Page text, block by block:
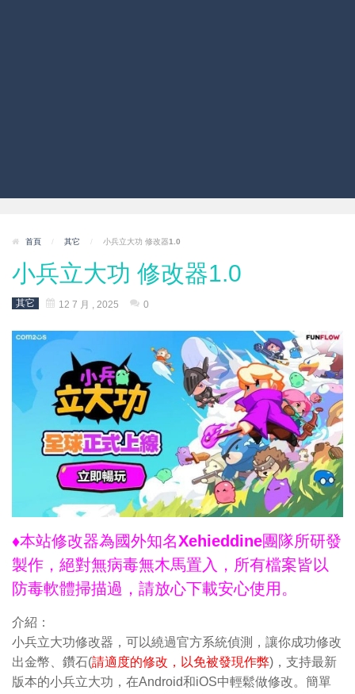
首頁 / 其它 / 小兵立大功 修改器1.0
小兵立大功 修改器1.0
其它 12 7 月 , 2025 0
♦本站修改器為國外知名Xehieddine團隊所研發
製作，絕對無病毒無木馬置入，所有檔案皆以
防毒軟體掃描過，請放心下載安心使用。
介紹：
小兵立大功修改器，可以繞過官方系統偵測，讓你成功修改
出金幣、鑽石(請適度的修改，以免被發現作弊)，支持最新
版本的小兵立大功，在Android和iOS中輕鬆做修改。簡單